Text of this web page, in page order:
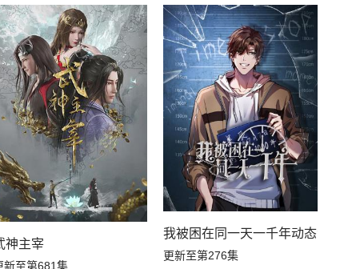
神主宰
新至第681集
我被困在同一天一千年动态漫
更新至第276集